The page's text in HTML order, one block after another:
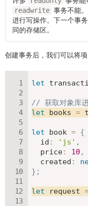
readwrite 事务不能
进行写操作。下一个事
同的存储区。
创建事务后，我们可以将
let
// 获取对象库
let books =
let book = {
id : 'js' ,
price: 10 ,
created :
} ;
let request